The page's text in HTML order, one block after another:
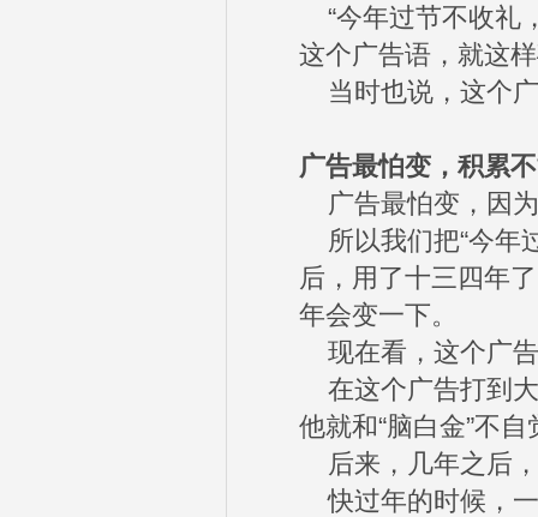
“今年过节不收礼
这个广告语，就这
当时也说，这个
广告最怕变，积累
广告最怕变，因
所以我们把“今年
后，用了十三四年
年会变一下。
现在看，这个广
在这个广告打到大
他就和“脑白金”不
后来，几年之后
快过年的时候，